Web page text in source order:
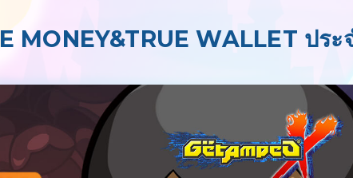
MONEY&TRUE WALLET ประ